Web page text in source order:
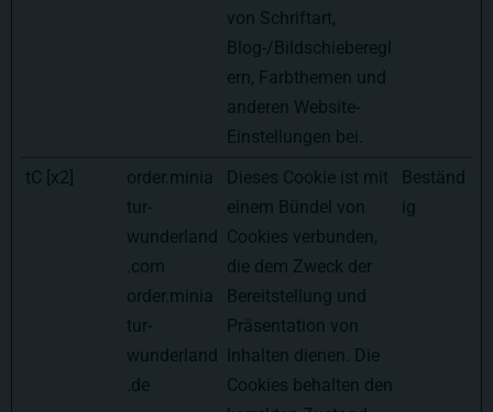
von Schriftart,
Blog-/Bildschieberegl
ern, Farbthemen und
anderen Website-
Einstellungen bei.
tC [x2]
order.minia
tur-
wunderland
.com
order.minia
tur-
wunderland
.de
Dieses Cookie ist mit
einem Bündel von
Cookies verbunden,
die dem Zweck der
Bereitstellung und
Präsentation von
Inhalten dienen. Die
Cookies behalten den
Beständ
ig